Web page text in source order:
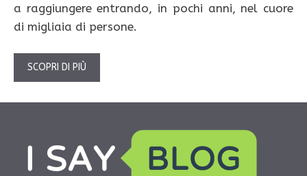
a raggiungere entrando, in pochi anni, nel cuore
di migliaia di persone.
SCOPRI DI PIÙ